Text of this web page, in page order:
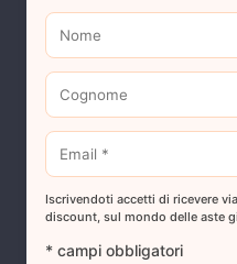
Iscrivendoti accetti di ricevere
discount, sul mondo delle aste
* campi obbligatori